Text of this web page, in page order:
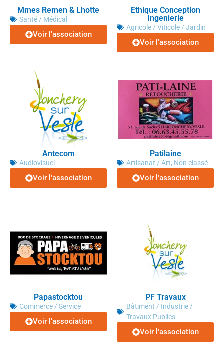
Mmes Remen & Lhotte
Santé / Médical
Voir l'association
Ethique Conception
Ingenierie
Agricole / Viticole / Jardin
Voir l'association
Antecom
Audiovisuel
Voir l'association
Patilaine
Artisanat / Art, Non classé
Voir l'association
Papastocktou
Commerce / Service
Voir l'association
PF Travaux
Bâtiment / Industrie /
Travaux Publics
Voir l'association